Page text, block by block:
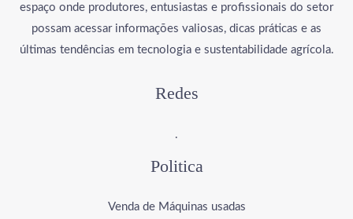
espaço onde produtores, entusiastas e profissionais do setor
possam acessar informações valiosas, dicas práticas e as
últimas tendências em tecnologia e sustentabilidade agrícola.
Redes
.
Politica
Venda de Máquinas usadas